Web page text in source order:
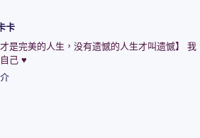
卡
才是完美的人生，没有遗憾的人生才叫遗憾】 我
己 ♥